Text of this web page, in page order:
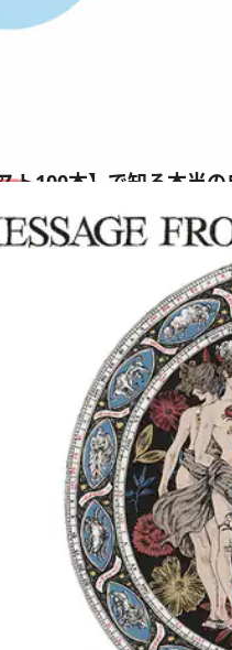
ト100本】で知る本当